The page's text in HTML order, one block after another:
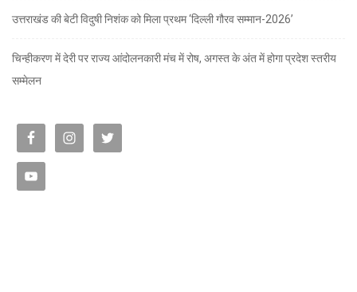
उत्तराखंड की बेटी विदुषी निशंक को मिला प्रथम ‘दिल्ली गौरव सम्मान-2026’
चिन्हीकरण में देरी पर राज्य आंदोलनकारी मंच में रोष, अगस्त के अंत में होगा प्रदेश स्तरीय
सम्मेलन